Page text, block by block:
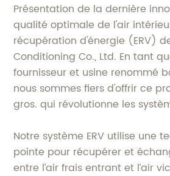
Présentation de la dernière
qualité optimale de l'air
récupération d'énergie (ERV)
Conditioning Co., Ltd. En tant
fournisseur et usine renommé
nous sommes fiers d'offrir ce
gros. qui révolutionne les
Notre système ERV utilise une
pointe pour récupérer et
entre l’air frais entrant et l’air